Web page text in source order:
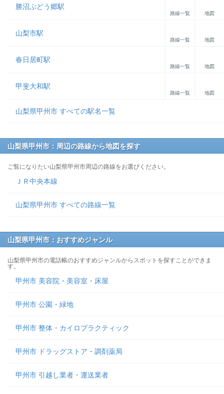
勝沼ぶどう郷駅
路線一覧 地図
山梨市駅
路線一覧 地図
春日居町駅
路線一覧 地図
甲斐大和駅
路線一覧 地図
山梨県甲州市 すべての駅名一覧
山梨県甲州市：周辺の路線から地図を探す
ご覧になりたい山梨県甲州市周辺の路線をお選びください。
ＪＲ中央本線
山梨県甲州市 すべての路線一覧
山梨県甲州市：おすすめジャンル
山梨県甲州市の電話帳のおすすめジャンルからスポットを探すことができま
す。
甲州市 美容院・美容室・床屋
甲州市 公園・緑地
甲州市 整体・カイロプラクティック
甲州市 ドラッグストア・調剤薬局
甲州市 引越し業者・運送業者